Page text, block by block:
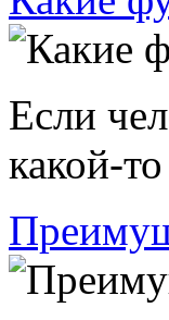
Если
какой-